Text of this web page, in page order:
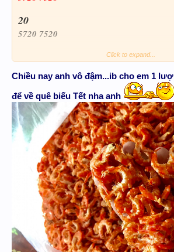
20
5720 7520
Click to expand...
Chiều nay anh vô đậm...ib cho em 1
để về quê biếu Tết nha anh